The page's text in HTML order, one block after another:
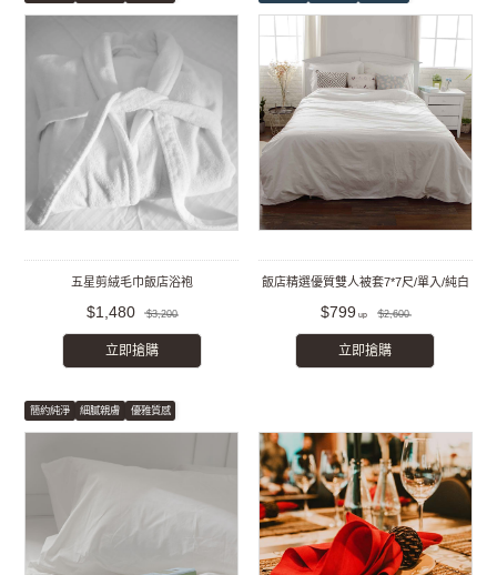
五星剪絨毛巾飯店浴袍
$1,480 $3,200
立即搶購
飯店精選優質雙人被套7*7尺/單入/純白
$799 $2,600
立即搶購
簡約純淨 細膩親膚 優雅質感